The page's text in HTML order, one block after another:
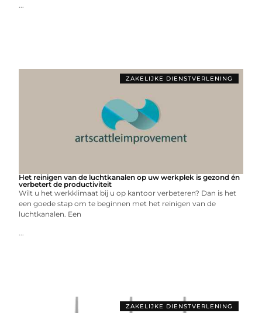
...
ZAKELIJKE DIENSTVERLENING
Het reinigen van de luchtkanalen op uw werkplek is gezond én
verbetert de productiviteit
Wilt u het werkklimaat bij u op kantoor verbeteren? Dan is het
een goede stap om te beginnen met het reinigen van de
luchtkanalen. Een
...
ZAKELIJKE DIENSTVERLENING